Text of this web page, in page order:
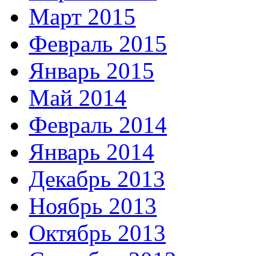
Март 2015
Февраль 2015
Январь 2015
Май 2014
Февраль 2014
Январь 2014
Декабрь 2013
Ноябрь 2013
Октябрь 2013